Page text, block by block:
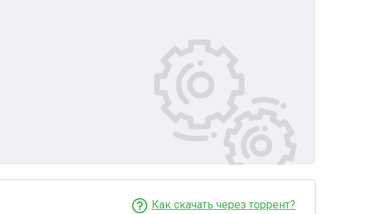
Как скачать через торрент?